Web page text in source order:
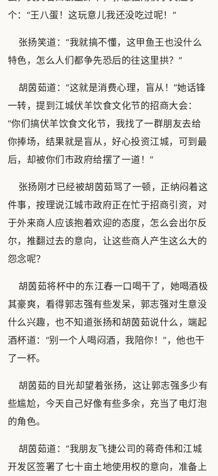
个：“王八蛋！这玩意儿我还没吃过呢！”
张扬笑道：“我就搞不懂，这甲鱼王也没什么
特色，怎么人们都争先恐后的往这里拱？”
胡茵茹道：“这就是消费心理，盲从！”她话锋
一转，提到江城伏羊饮食文化节的招商大会：
“你们搞伏羊饮食文化节，我找了一群朋友去给
你捧场，结果就是盲从，好心投资江城，可到最
后，却被你们市政府给摆了一道！”
张扬刚才已经被胡茵茹骂了一顿，正纳闷着这
件事，按理说江城市政府正在忙于招商引资，对
于外来商人应该抱着欢迎的态度，怎么会出尔反
尔，推翻过去的意向，让这些商人产生这么大的
怨念呢？
胡茵茹将杯中的东江春一口喝干了，她喝酒极
其豪爽，看得郭志强有些发呆，郭志强对生意没
什么兴趣，也不知道张扬和胡茵茹说什么，端起
酒杯道：“别一个人喝闷酒，我陪你！”，他也干
了一杯。
胡茵茹的目光却望着张扬，这让郭志强多少有
些尴尬，今天自己好像有些多余，充当了电灯泡
的角色。
胡茵茹道：“我朋友飞捷公司的蒋奇伟和江城
开发区签署了七十亩土地使用权的意向，准备上